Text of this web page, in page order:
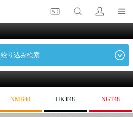
絞り込み検索
NMB48 HKT48 NGT48